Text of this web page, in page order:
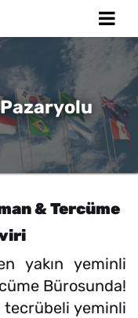
& Tercüme
yakın yeminli
Bürosunda!
tecrübeli yeminli